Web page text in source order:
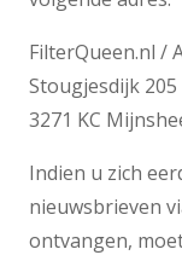
FilterQueen.nl /
Stougjesdijk 205
3271 KC
Indien u zich
nieuwsbrieven
ontvangen,